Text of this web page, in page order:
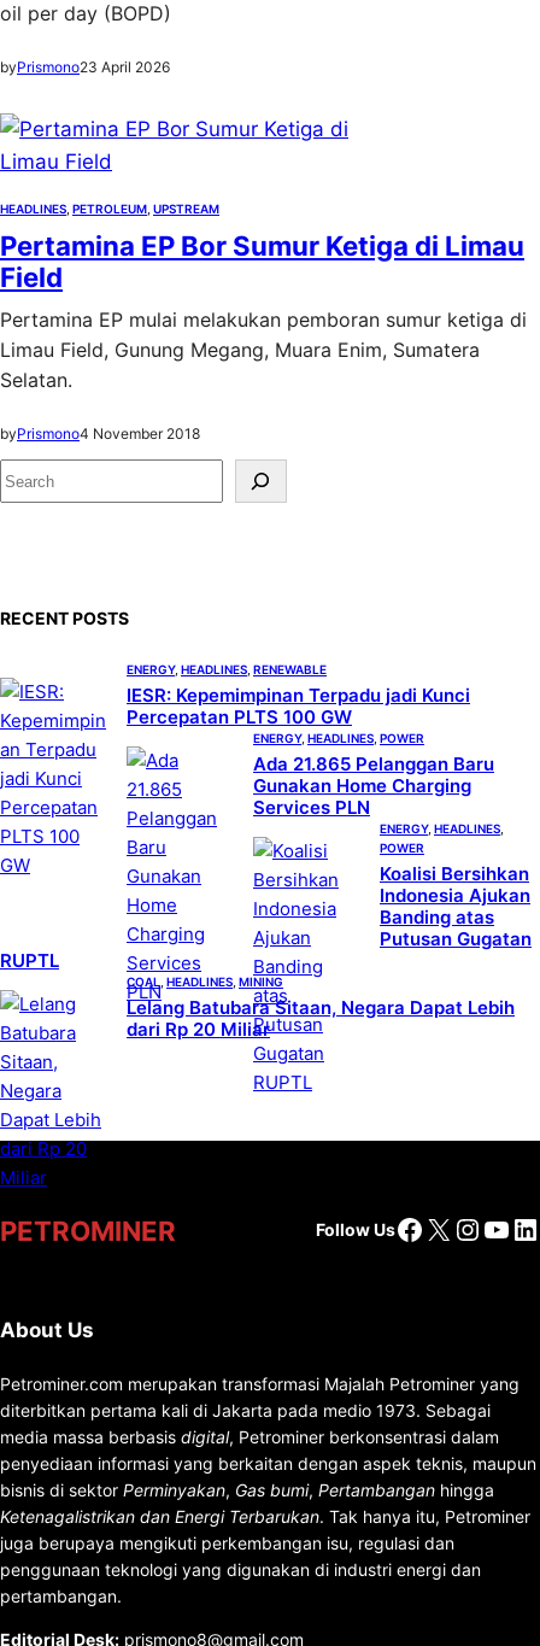
oil per day (BOPD)
byPrismono23 April 2026
HEADLINES PETROLEUM UPSTREAM
Pertamina EP Bor Sumur Ketiga di Limau
Field
Pertamina EP mulai melakukan pemboran sumur ketiga di
Limau Field, Gunung Megang, Muara Enim, Sumatera
Selatan.
byPrismono4 November 2018
S
e
RECENT POSTS
ENERGY, HEADLINES RENEWABLE
IESR: Kepemimpinan Terpadu jadi Kunci
Percepatan PLTS 100 GW
ENERGY, HEADLINES POWER
Ada 21.865 Pelanggan Baru
Gunakan Home Charging
Services PLN
ENERGY, HEADLINES
POWER
Koalisi Bersihkan
Indonesia Ajukan
Banding atas
Putusan Gugatan
RUPTL
COAL HEADLINES MINING
Lelang Batubara Sitaan, Negara Dapat Lebih
dari Rp 20 Miliar
PETROMINER Follow UsFacebook
X
About Us
Petrominer.com merupakan transformasi Majalah Petrominer yang
diterbitkan pertama kali di Jakarta pada medio 1973. Sebagai
media massa berbasis digital, Petrominer berkonsentrasi dalam
penyediaan informasi yang berkaitan dengan aspek teknis, maupun
bisnis di sektor Perminyakan, Gas bumi, Pertambangan hingga
Ketenagalistrikan dan Energi Terbarukan. Tak hanya itu, Petrominer
juga berupaya mengikuti perkembangan isu, regulasi dan
penggunaan teknologi yang digunakan di industri energi dan
pertambangan.
Editorial Desk: prismono8@gmail.com